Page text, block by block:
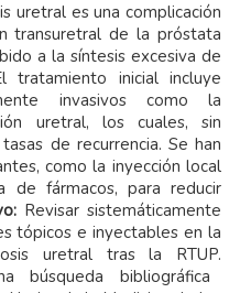
uretral es una complicación
transuretral de la próstata
a la síntesis excesiva de
tratamiento inicial incluye
invasivos como la
uretral, los cuales, sin
de recurrencia. Se han
como la inyección local
de fármacos, para reducir
Revisar sistemáticamente
tópicos e inyectables en la
uretral tras la RTUP.
búsqueda bibliográfica